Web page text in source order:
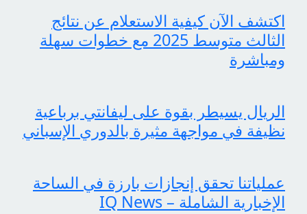
اكتشف الآن كيفية الاستعلام عن نتائج
الثالث متوسط 2025 مع خطوات سهلة
ومباشرة
الريال يسيطر بقوة على ليفانتي برباعية
نظيفة في مواجهة مثيرة بالدوري الإسباني
عملياتنا تحقق إنجازات بارزة في الساحة
الإخبارية الشاملة – IQ News